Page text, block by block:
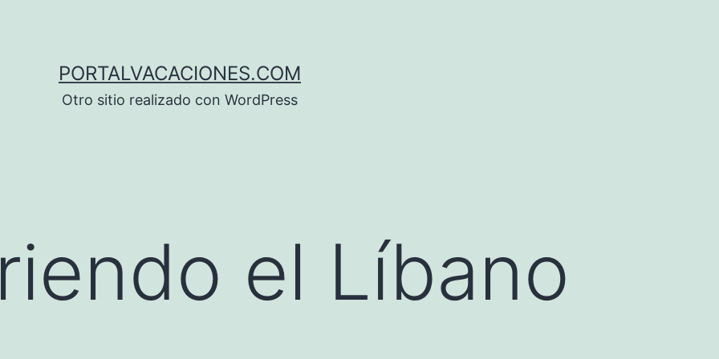
PORTALVACACIONES.COM
Otro sitio realizado con WordPress
el Líbano